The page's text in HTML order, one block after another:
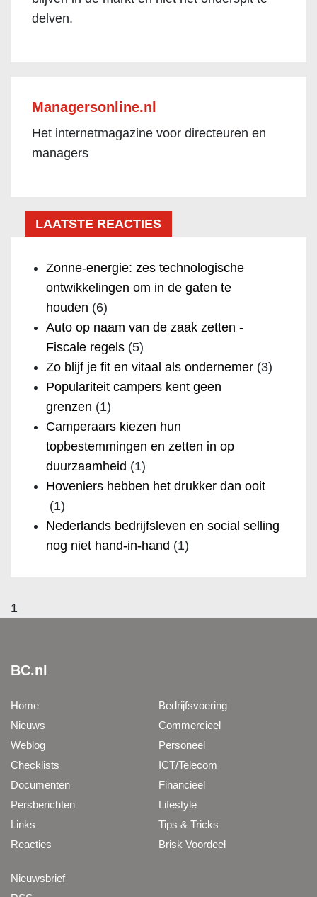
delven.
Managersonline.nl
Het internetmagazine voor directeuren en
managers
LAATSTE REACTIES
Zonne-energie: zes technologische
ontwikkelingen om in de gaten te
houden (6)
Auto op naam van de zaak zetten -
Fiscale regels (5)
Zo blijf je fit en vitaal als ondernemer (3)
Populariteit campers kent geen
grenzen (1)
Camperaars kiezen hun
topbestemmingen en zetten in op
duurzaamheid (1)
Hoveniers hebben het drukker dan ooit
(1)
Nederlands bedrijfsleven en social selling
nog niet hand-in-hand (1)
1
BC.nl
Home
Nieuws
Weblog
Checklists
Documenten
Persberichten
Links
Reacties
Bedrijfsvoering
Commercieel
Personeel
ICT/Telecom
Financieel
Lifestyle
Tips & Tricks
Brisk Voordeel
Nieuwsbrief